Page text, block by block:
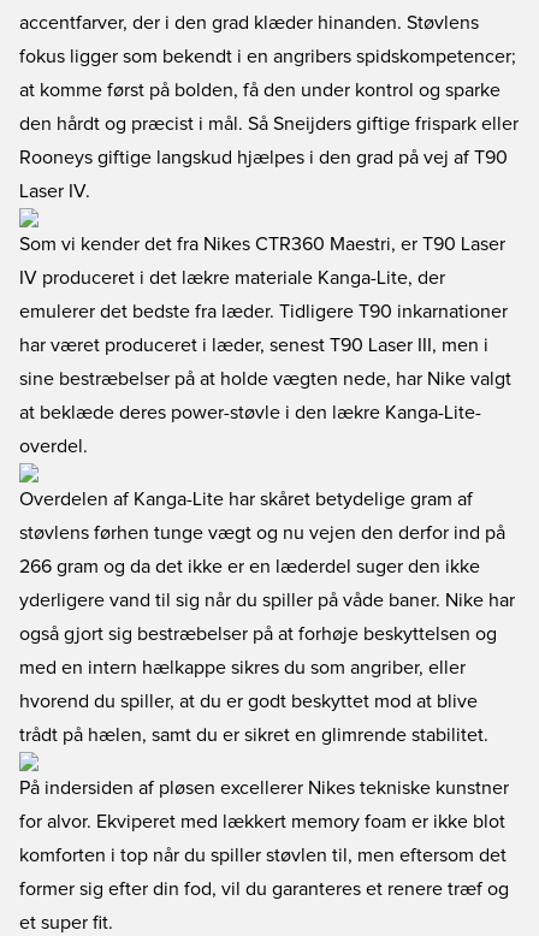
accentfarver, der i den grad klæder hinanden. Støvlens
fokus ligger som bekendt i en angribers spidskompetencer;
at komme først på bolden, få den under kontrol og sparke
den hårdt og præcist i mål. Så Sneijders giftige frispark eller
Rooneys giftige langskud hjælpes i den grad på vej af T90
Laser IV.
Som vi kender det fra Nikes CTR360 Maestri, er T90 Laser
IV produceret i det lækre materiale Kanga-Lite, der
emulerer det bedste fra læder. Tidligere T90 inkarnationer
har været produceret i læder, senest T90 Laser III, men i
sine bestræbelser på at holde vægten nede, har Nike valgt
at beklæde deres power-støvle i den lækre Kanga-Lite-
overdel.
Overdelen af Kanga-Lite har skåret betydelige gram af
støvlens førhen tunge vægt og nu vejen den derfor ind på
266 gram og da det ikke er en læderdel suger den ikke
yderligere vand til sig når du spiller på våde baner. Nike har
også gjort sig bestræbelser på at forhøje beskyttelsen og
med en intern hælkappe sikres du som angriber, eller
hvorend du spiller, at du er godt beskyttet mod at blive
trådt på hælen, samt du er sikret en glimrende stabilitet.
På indersiden af pløsen excellerer Nikes tekniske kunstner
for alvor. Ekviperet med lækkert memory foam er ikke blot
komforten i top når du spiller støvlen til, men eftersom det
former sig efter din fod, vil du garanteres et renere træf og
et super fit.